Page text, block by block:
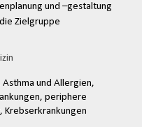
und –gestaltung
Zielgruppe
und Allergien,
periphere
Krebserkrankungen